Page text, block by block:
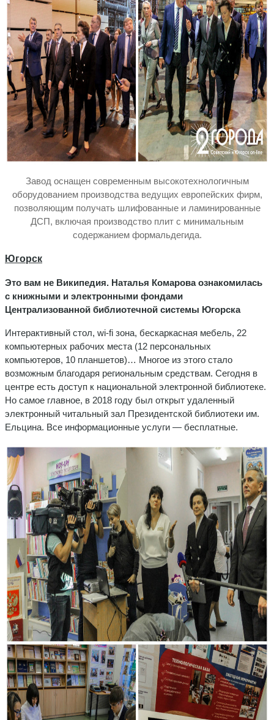
Завод оснащен современным высокотехнологичным
оборудованием производства ведущих европейских фирм,
позволяющим получать шлифованные и ламинированные
ДСП, включая производство плит с минимальным
содержанием формальдегида.
Югорск
Это вам не Википедия. Наталья Комарова ознакомилась
с книжными и электронными фондами
Централизованной библиотечной системы Югорска
Интерактивный стол, wi-fi зона, бескаркасная мебель, 22
компьютерных рабочих места (12 персональных
компьютеров, 10 планшетов)… Многое из этого стало
возможным благодаря региональным средствам. Сегодня в
центре есть доступ к национальной электронной библиотеке.
Но самое главное, в 2018 году был открыт удаленный
электронный читальный зал Президентской библиотеки им.
Ельцина. Все информационные услуги — бесплатные.